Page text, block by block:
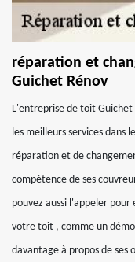
réparation et
Guichet Rénov
L'entreprise de toit Guichet
les meilleurs services dans
réparation et de
compétence de ses
pouvez aussi l'appeler
votre toit , comme un
davantage à propos de ses